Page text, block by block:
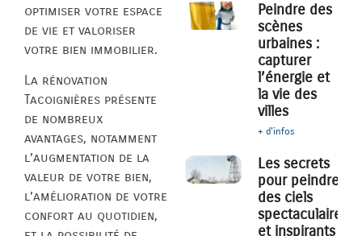
optimiser votre espace
de vie et valoriser
votre bien immobilier.
La rénovation
Tacoignières présente
de nombreux
avantages, notamment
l’augmentation de la
valeur de votre bien,
l’amélioration de votre
confort au quotidien,
Peindre des
scènes
urbaines :
capturer
l’énergie et
la vie des
villes
+ d'infos
Les secrets
pour peindre
des ciels
spectaculaires
et inspirants